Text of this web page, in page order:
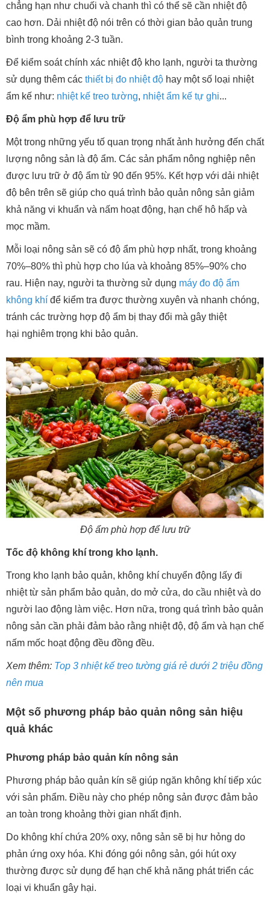
chẳng hạn như chuối và chanh thì có thể sẽ cần nhiệt độ
cao hơn. Dải nhiệt độ nói trên có thời gian bảo quản trung
bình trong khoảng 2-3 tuần.
Để kiểm soát chính xác nhiệt độ kho lạnh, người ta thường
sử dụng thêm các thiết bị đo nhiệt độ hay một số loại nhiệt
ẩm kế như: nhiệt kế treo tường, nhiệt ẩm kế tự ghi...
Độ ẩm phù hợp để lưu trữ
Một trong những yếu tố quan trọng nhất ảnh hưởng đến chất
lượng nông sản là độ ẩm. Các sản phẩm nông nghiệp nên
được lưu trữ ở độ ẩm từ 90 đến 95%. Kết hợp với dải nhiệt
độ bên trên sẽ giúp cho quá trình bảo quản nông sản giảm
khả năng vi khuẩn và nấm hoạt động, hạn chế hô hấp và
mọc mầm.
Mỗi loại nông sản sẽ có độ ẩm phù hợp nhất, trong khoảng
70%–80% thì phù hợp cho lúa và khoảng 85%–90% cho
rau. Hiện nay, người ta thường sử dụng máy đo độ ẩm
không khí để kiểm tra được thường xuyên và nhanh chóng,
tránh các trường hợp độ ẩm bị thay đổi mà gây thiệt
hại nghiêm trọng khi bảo quản.
Độ ẩm phù hợp để lưu trữ
Tốc độ không khí trong kho lạnh.
Trong kho lạnh bảo quản, không khí chuyển động lấy đi
nhiệt từ sản phẩm bảo quản, do mở cửa, do cầu nhiệt và do
người lao động làm việc. Hơn nữa, trong quá trình bảo quản
nông sản cần phải đảm bảo rằng nhiệt độ, độ ẩm và hạn chế
nấm mốc hoạt động đều đồng đều.
Xem thêm: Top 3 nhiệt kế treo tường giá rẻ dưới 2 triệu đồng
nên mua
Một số phương pháp bảo quản nông sản hiệu
quả khác
Phương pháp bảo quản kín nông sản
Phương pháp bảo quản kín sẽ giúp ngăn không khí tiếp xúc
với sản phẩm. Điều này cho phép nông sản được đảm bảo
an toàn trong khoảng thời gian nhất định.
Do không khí chứa 20% oxy, nông sản sẽ bị hư hỏng do
phản ứng oxy hóa. Khi đóng gói nông sản, gói hút oxy
thường được sử dụng để hạn chế khả năng phát triển các
loại vi khuẩn gây hại.